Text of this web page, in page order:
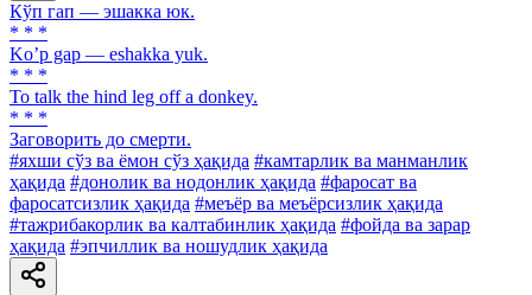
Кўп гап — эшакка юк.
* * *
Koʼp gap — eshakka yuk.
* * *
To talk the hind leg off a donkey.
* * *
Заговорить до смерти.
#яхши сўз ва ёмон сўз ҳақида #камтарлик ва манманлик
ҳақида #донолик ва нодонлик ҳақида #фаросат ва
фаросатсизлик ҳақида #меъёр ва меъёрсизлик ҳақида
#тажрибакорлик ва калтабинлик ҳақида #фойда ва зарар
ҳақида #эпчиллик ва ношудлик ҳақида